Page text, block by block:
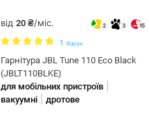
від 20 ₴/міс. 2 3 15
1 Відгук
Гарнітура JBL Tune 110 Eco Black
(JBLT110BLKE)
для мобільних пристроїв
вакуумні дротове